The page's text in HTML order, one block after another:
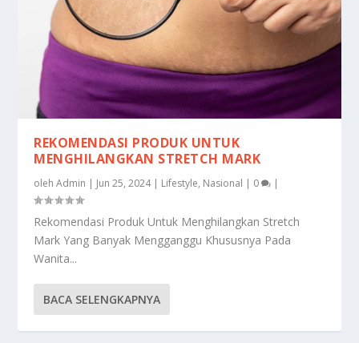
REKOMENDASI PRODUK UNTUK
MENGHILANGKAN STRETCH MARK
olehAdmin | Jun 25, 2024| Lifestyle, Nasional | 0 |
Rekomendasi Produk Untuk Menghilangkan Stretch
Mark Yang Banyak Mengganggu Khususnya Pada
Wanita...
BACA SELENGKAPNYA